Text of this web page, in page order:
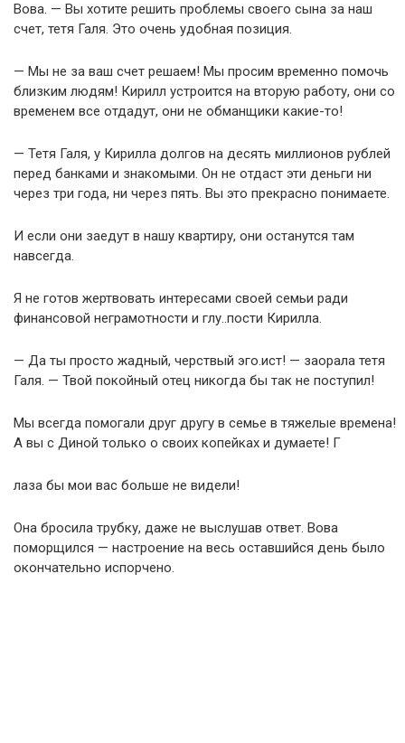
Вова. — Вы хотите решить проблемы своего сына за наш
счет, тетя Галя. Это очень удобная позиция.
— Мы не за ваш счет решаем! Мы просим временно помочь
близким людям! Кирилл устроится на вторую работу, они со
временем все отдадут, они не обманщики какие-то!
— Тетя Галя, у Кирилла долгов на десять миллионов рублей
перед банками и знакомыми. Он не отдаст эти деньги ни
через три года, ни через пять. Вы это прекрасно понимаете.
И если они заедут в нашу квартиру, они останутся там
навсегда.
Я не готов жертвовать интересами своей семьи ради
финансовой неграмотности и глу..пости Кирилла.
— Да ты просто жадный, черствый эго.ист! — заорала тетя
Галя. — Твой покойный отец никогда бы так не поступил!
Мы всегда помогали друг другу в семье в тяжелые времена!
А вы с Диной только о своих копейках и думаете! Г
лаза бы мои вас больше не видели!
Она бросила трубку, даже не выслушав ответ. Вова
поморщился — настроение на весь оставшийся день было
окончательно испорчено.